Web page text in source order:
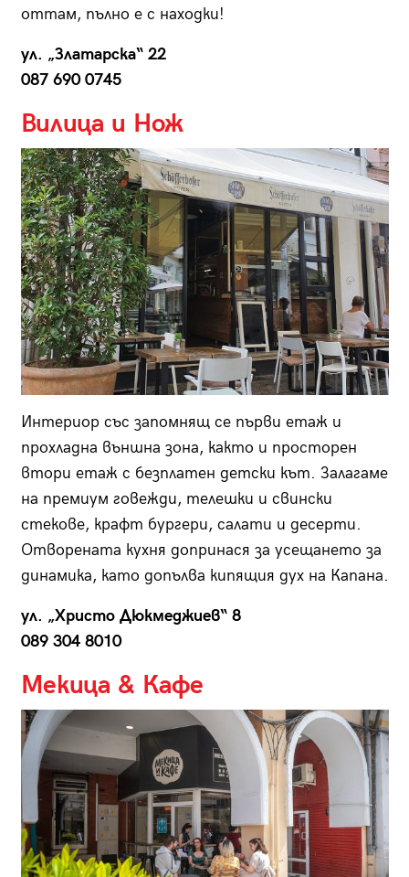
оттам, пълно е с находки!
ул. „Златарска“ 22
087 690 0745
Вилица и Нож
Интериор със запомнящ се първи етаж и
прохладна външна зона, както и просторен
втори етаж с безплатен детски кът. Залагаме
на премиум говежди, телешки и свински
стекове, крафт бургери, салати и десерти.
Отворената кухня допринася за усещането за
динамика, като допълва кипящия дух на Капана.
ул. „Христо Дюкмеджиев“ 8
089 304 8010
Мекица & Кафе